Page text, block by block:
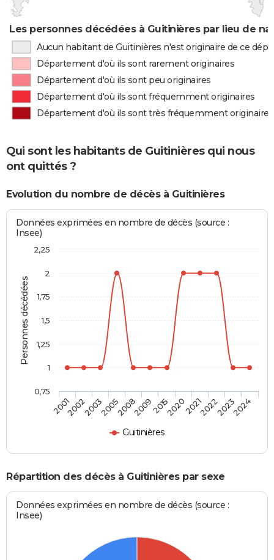
Les personnes décédées à Guitinières par lieu de
Aucun habitant de Guitinières n'est originaire de ce
Département d'où ils sont rarement originaires
Département d'où ils sont peu originaires
Département d'où ils sont fréquemment originaires
Département d'où ils sont très fréquemment originaires
Qui sont les habitants de Guitinières qui nous
ont quittés ?
Evolution du nombre de décès à Guitinières
Personnes décédées
Données exprimées en nombre de décès (source :
Insee)
Guitinières
200120022003200520082009201520202021202220232024
0,75
1
1,25
1,5
1,75
2
2,25
Répartition des décès à Guitinières par sexe
Données exprimées en nombre de décès (source :
Insee)